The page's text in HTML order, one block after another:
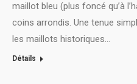
maillot bleu (plus foncé qu’à
coins arrondis. Une tenue
les maillots historiques…
Détails